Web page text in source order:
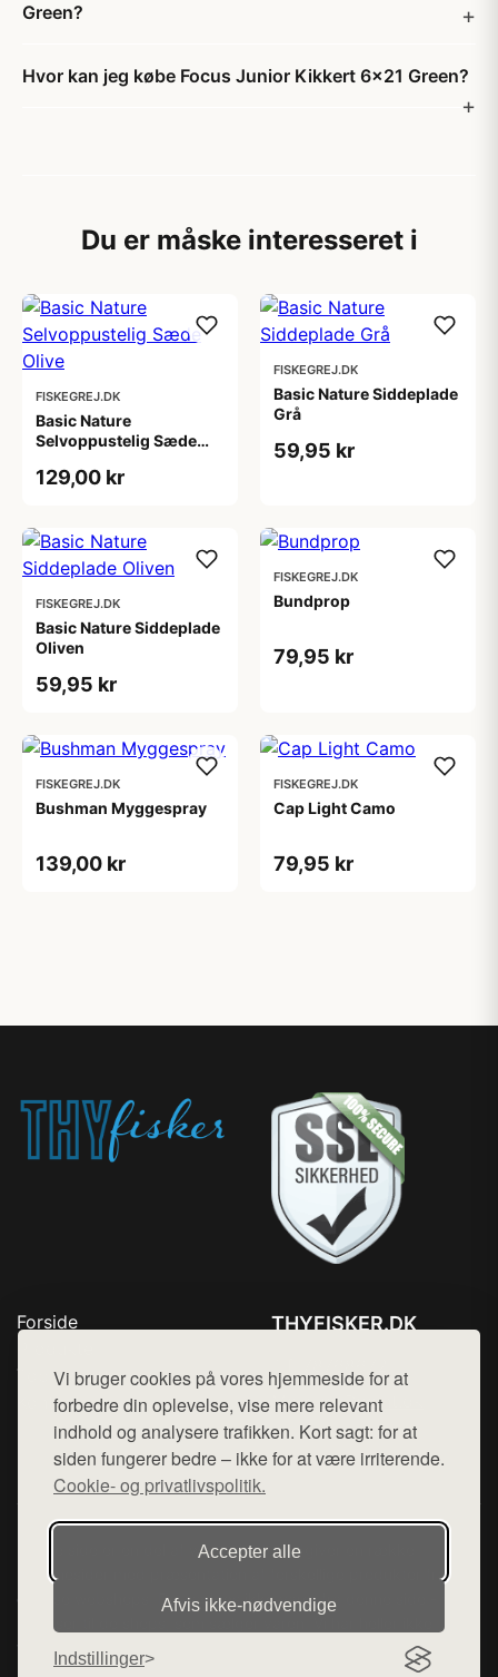
Vi bruger cookies på vores hjemmeside for at
forbedre din oplevelse, vise mere relevant
indhold og analysere trafikken. Kort sagt: for at
siden fungerer bedre – ikke for at være irriterende.
Cookie- og privatlivspolitik.
Accepter alle
Afvis ikke‑nødvendige
Indstillinger
Green?
Hvor kan jeg købe Focus Junior Kikkert 6x21 Green?
Du er måske interesseret i
FISKEGREJ.DK
Basic Nature
Selvoppustelig Sæde
129,00 kr
FISKEGREJ.DK
Basic Nature Siddeplade
Grå
59,95 kr
FISKEGREJ.DK
Basic Nature Siddeplade
Oliven
59,95 kr
FISKEGREJ.DK
Bundprop
79,95 kr
FISKEGREJ.DK
Bushman Myggespray
139,00 kr
FISKEGREJ.DK
Cap Light Camo
79,95 kr
Forside
Top Rabatter
Kontakt
THYFISKER.DK
Mail: hej@want.dk
Cookie- og privatlivspolitik
Denne side er en del af want.dk, der udgiver en række
hjemmesider med præsentation af forskellige produkter fra
diverse webshops. Der sælges ikke varer fra denne side - vi
henviser til de shops, som sælger varen. Vi har heller ikke
varerne på lager.